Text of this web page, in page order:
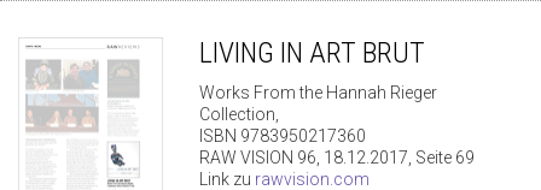
LIVING IN ART BRUT
Works From the Hannah Rieger
Collection,
ISBN 9783950217360
RAW VISION 96, 18.12.2017, Seite 69
Link zu rawvision.com